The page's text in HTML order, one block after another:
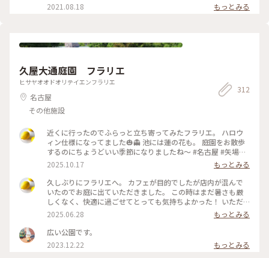
2021.08.18
もっとみる
久屋大通庭園 フラリエ
ヒサヤオオドオリテイエンフラリエ
名古屋
その他施設
312
近くに行ったのでふらっと立ち寄ってみたフラリエ。 ハロウ
ィン仕様になってました🎃👻 池には蓮の花も。 庭園をお散歩
するのにちょうどいい季節になりましたね〜 #名古屋 #矢場町
#庭園 #ハロウィン #ことりっぷと一緒 #ことりっぷ #秋の装い
2025.10.17
もっとみる
久しぶりにフラリエへ。 カフェが目的でしたが店内が混んで
いたのでお庭に出ていただきました。 この時はまだ暑さも厳
しくなく、快適に過ごせてとっても気持ちよかった！ いただ
いたのはBRIOCHE Goさんの野菜のデリとフルーツのプレー
ト。 パンはブリオッシュで甘みがあって、ラタトゥイユと合わ
せて食べても美味しい♪ 色んなお花を眺めながら、最高のカ
フェタイムになりました💐 #名古屋 #矢場町 #庭園 #フラリエ #
カフェ #デリ #パン #ランチ #アートな景色
2025.06.28
もっとみる
広い公園です。
2023.12.22
もっとみる